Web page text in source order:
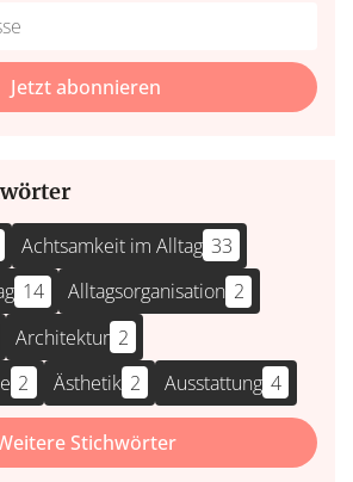
Jetzt abonnieren
Achtsamkeit im Alltag 33
14 Alltagsorganisation 2
Architektur 2
2 Ästhetik 2 Ausstattung 4
Stichwörter